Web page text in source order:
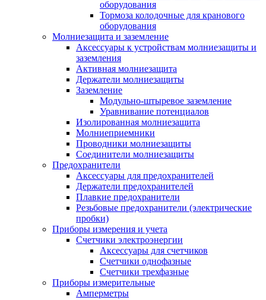
оборудования
Тормоза колодочные для кранового
оборудования
Молниезащита и заземление
Аксессуары к устройствам молниезащиты и
заземления
Активная молниезащита
Держатели молниезащиты
Заземление
Модульно-штыревое заземление
Уравнивание потенциалов
Изолированная молниезащита
Молниеприемники
Проводники молниезащиты
Соединители молниезащиты
Предохранители
Аксессуары для предохранителей
Держатели предохранителей
Плавкие предохранители
Резьбовые предохранители (электрические
пробки)
Приборы измерения и учета
Счетчики электроэнергии
Аксессуары для счетчиков
Счетчики однофазные
Счетчики трехфазные
Приборы измерительные
Амперметры